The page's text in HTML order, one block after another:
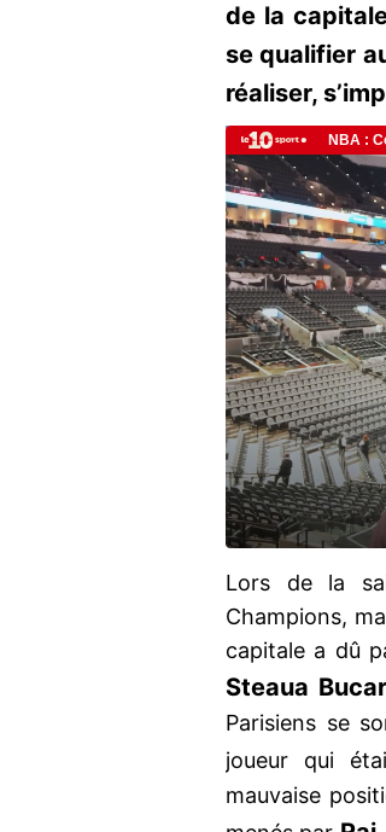
de la
se qualifier
réaliser,
Lors de la
Champions,
capitale a dû
Steaua
Parisiens se
joueur qui
mauvaise